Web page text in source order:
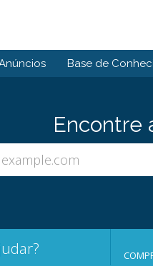
Base de
Encontre